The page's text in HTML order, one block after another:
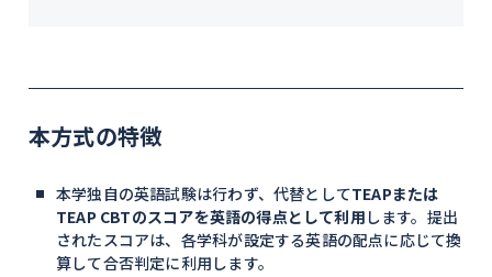
本方式の特徴
本学独自の英語試験は行わず、代替としてTEAPまたは
TEAP CBTのスコアを英語の得点として利用 します。提出
されたスコアは、各学科が設定する英語の配点に応じて換
算して合否判定に利用します。